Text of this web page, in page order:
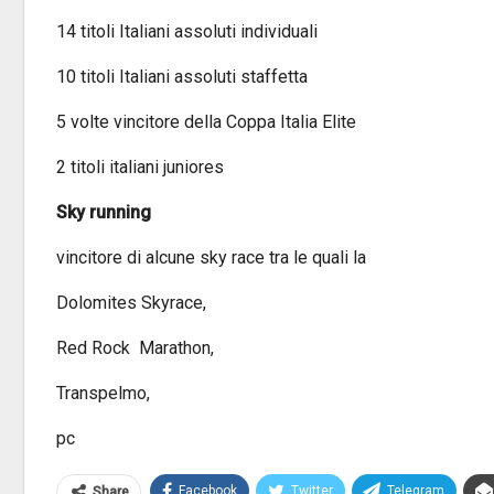
14 titoli Italiani assoluti individuali
10 titoli Italiani assoluti staffetta
5 volte vincitore della Coppa Italia Elite
2 titoli italiani juniores
Sky running
vincitore di alcune sky race tra le quali la
Dolomites Skyrace,
Red Rock Marathon,
Transpelmo,
pc
Facebook Twitter Telegram